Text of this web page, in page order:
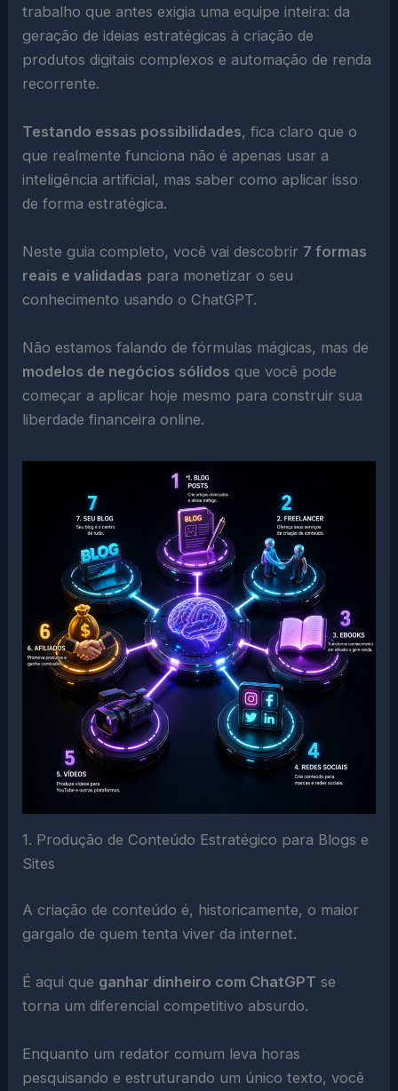
trabalho que antes exigia uma equipe inteira: da
geração de ideias estratégicas à criação de
produtos digitais complexos e automação de renda
recorrente.
Testando essas possibilidades, fica claro que o
que realmente funciona não é apenas usar a
inteligência artificial, mas saber como aplicar isso
de forma estratégica.
Neste guia completo, você vai descobrir 7 formas
reais e validadas para monetizar o seu
conhecimento usando o ChatGPT.
Não estamos falando de fórmulas mágicas, mas de
modelos de negócios sólidos que você pode
começar a aplicar hoje mesmo para construir sua
liberdade financeira online.
1. Produção de Conteúdo Estratégico para Blogs e
Sites
A criação de conteúdo é, historicamente, o maior
gargalo de quem tenta viver da internet.
É aqui que ganhar dinheiro com ChatGPT se
torna um diferencial competitivo absurdo.
Enquanto um redator comum leva horas
pesquisando e estruturando um único texto, você